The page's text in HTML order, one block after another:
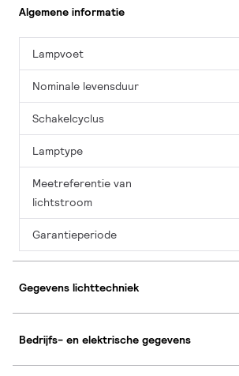
Algemene informatie
Lampvoet
Nominale levensduur
Schakelcyclus
Lamptype
Meetreferentie van
lichtstroom
Garantieperiode
Gegevens lichttechniek
Bedrijfs- en elektrische gegevens